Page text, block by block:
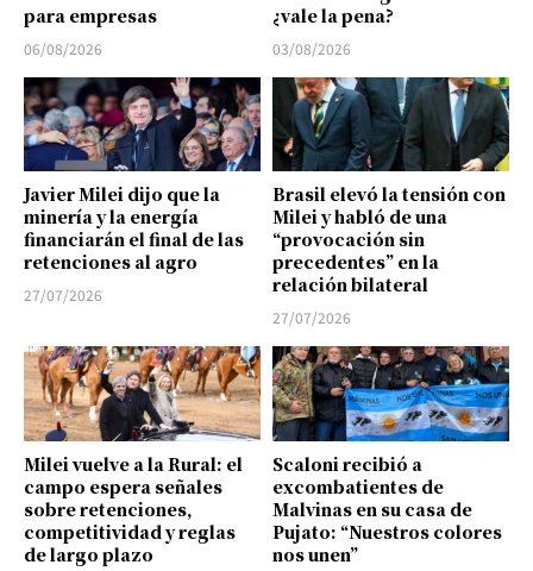
para empresas
06/08/2026
¿vale la pena?
03/08/2026
Javier Milei dijo que la
minería y la energía
financiarán el final de las
retenciones al agro
27/07/2026
Brasil elevó la tensión con
Milei y habló de una
“provocación sin
precedentes” en la
relación bilateral
27/07/2026
Milei vuelve a la Rural: el
campo espera señales
sobre retenciones,
competitividad y reglas
de largo plazo
Scaloni recibió a
excombatientes de
Malvinas en su casa de
Pujato: “Nuestros colores
nos unen”